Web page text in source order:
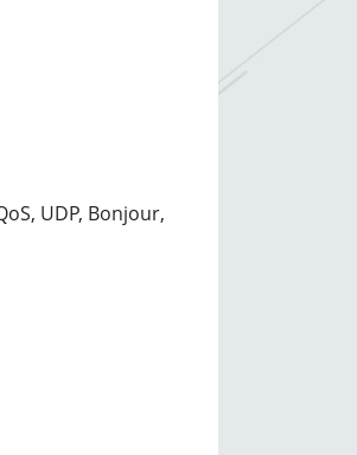
UDP, Bonjour,